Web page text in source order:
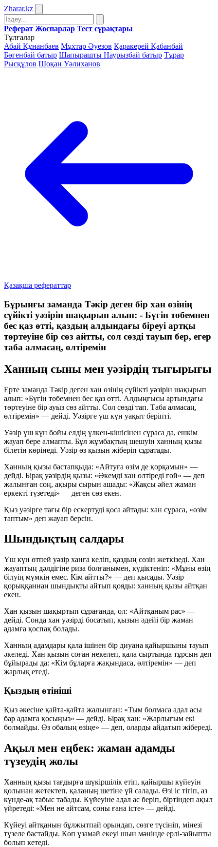
Zharar.kz
Реферат Жоспарлар Тест сұрақтары
Тұлғалар
Абай Құнанбаев Мұхтар Әуезов Қаракерей Қабанбай
Бөгенбай батыр Шапырашты Наурызбай батыр Тұрар
Рысқұлов Шоқан Уәлиханов
Қазақша рефераттар
Бұрынғы заманда Тәкір деген бір хан өзінің
сүйікті уәзірін шақырып алып: - Бүгін төбемнен
бес қаз өтті, қаздың алдындағы біреуі артқы
төртеуіне бір сөз айтты, сол сөзді тауып бер, егер
таба алмасаң, өлтіремін
Ханның сыны мен уәзірдің тығырығы
Ерте заманда Тәкір деген хан өзінің сүйікті уәзірін шақырып
алып: «Бүгін төбемнен бес қаз өтті. Алдыңғысы артындағы
төртеуіне бір ауыз сөз айтты. Сол сөзді тап. Таба алмасаң,
өлтіремін» — дейді. Уәзірге үш күн уақыт беріпті.
Уәзір үш күн бойы елдің үлкен-кішісінен сұраса да, ешкім
жауап бере алмапты. Бұл жұмбақтың шешуін ханның қызы
білетін көрінеді. Уәзір өз қызын жіберіп сұратады.
Ханның қызы бастапқыда: «Айтуға өзім де қорқамын» —
дейді. Бірақ уәзірдің қызы: «Әкемді хан өлтіреді ғой» — деп
жалынған соң, ақыры сырын ашады: «Жақсы әйел жаман
еркекті түзетеді» — деген сөз екен.
Қыз уәзірге тағы бір ескертуді қоса айтады: хан сұраса, «өзім
таптым» деп жауап берсін.
Шындықтың салдары
Үш күн өтпей уәзір ханға келіп, қаздың сөзін жеткізеді. Хан
жауаптың дәлдігіне риза болғанымен, күдіктеніп: «Мұны өзің
білуің мүмкін емес. Кім айтты?» — деп қысады. Уәзір
қорыққаннан шындықты айтып қояды: ханның қызы айтқан
екен.
Хан қызын шақыртып сұрағанда, ол: «Айтқаным рас» —
дейді. Сонда хан уәзірді босатып, қызын әдейі бір жаман
адамға қоспақ болады.
Ханның адамдары қала ішінен бір диуана қайыршыны тауып
әкеледі. Хан қызын соған некелеп, қала сыртында тұрсын деп
бұйырады да: «Кім бұларға жақындаса, өлтіремін» — деп
жарлық етеді.
Қыздың өтініші
Қыз әкесіне қайта-қайта жалынған: «Тым болмаса адал асы
бар адамға қосыңыз» — дейді. Бірақ хан: «Жарлығым екі
болмайды. Өз обалың өзіңе» — деп, оларды айдатып жібереді.
Ақыл мен еңбек: жаман адамды
түзеудің жолы
Ханның қызы тағдырға шүкіршілік етіп, қайыршы күйеуін
қолынан жетектеп, қаланың шетіне үй салады. Өзі іс тігіп, аз
күнде-ақ табыс табады. Күйеуіне адал ас беріп, біртіндеп ақыл
үйретеді: «Мен не айтсам, соны ғана істе» — дейді.
Күйеуі айтқанын бұлжытпай орындап, сөзге түсініп, мінезі
түзеле бастайды. Көп ұзамай екеуі шын мәнінде ерлі-зайыпты
болып кетеді.